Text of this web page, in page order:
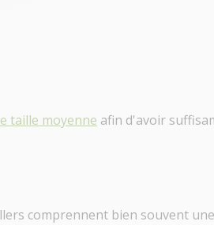
taille moyenne afin d'avoir
comprennent bien souvent